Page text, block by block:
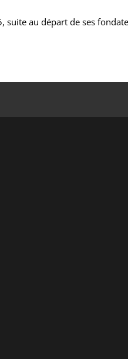
suite au départ de ses